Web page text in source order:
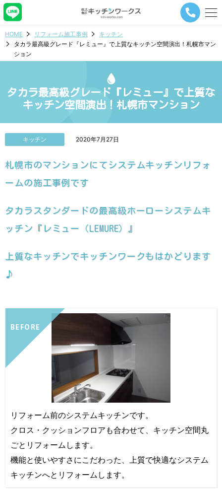
メ
ー
ビ
シ
ョ
タ
HOME リフォーム施工事例
キッチン
タカラ最高級グレード『レミュー』で上質なキッチン空間演出！札幌市マン
ション
タカラ最高級グレード『レミュー』で上質な
キッチン空間演出！札幌市マンション
キッチン 2020年7月27日
札幌市のマンションにてシステムキッチンリフォ
ームの施工事例です
タカラスタンダードの最高級ホーローシステムキ
ッチン『レミュー（LEMURE）』
上質なキッチンでキッチンワークもはかどります
♪
BEFORE
リフォーム前のシステムキッチンです。
クロス・クッションフロアも合わせて、キッチン空間丸
ごとリフォームします。
機能と使いやすさにこだわった、上質で快適なシステム
キッチンへとリフォームします。